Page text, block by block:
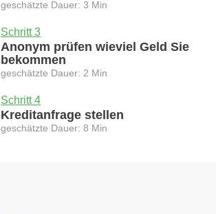
geschätzte Dauer: 3 Min
Schritt 3
Anonym prüfen wieviel Geld Sie
bekommen
geschätzte Dauer: 2 Min
Schritt 4
Kreditanfrage stellen
geschätzte Dauer: 8 Min